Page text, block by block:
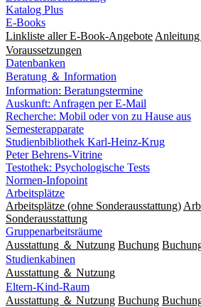
Katalog Plus
E-Books
Linkliste aller E-Book-Angebote
Voraussetzungen
Datenbanken
Beratung ＆ Information
Information: Beratungstermine
Auskunft: Anfragen per E-Mail
Recherche: Mobil oder von zu Hause aus
Semesterapparate
Studienbibliothek Karl-Heinz-Krug
Peter Behrens-Vitrine
Testothek: Psychologische Tests
Normen-Infopoint
Arbeitsplätze
Arbeitsplätze (ohne Sonderausstattung)
Sonderausstattung
Gruppenarbeitsräume
Ausstattung ＆ Nutzung Buchung
Studienkabinen
Ausstattung ＆ Nutzung
Eltern-Kind-Raum
Ausstattung ＆ Nutzung Buchung